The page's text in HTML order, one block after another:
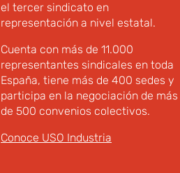
el tercer sindicato en
representación a nivel estatal.
Cuenta con más de 11.000
representantes sindicales en toda
España, tiene más de 400 sedes y
participa en la negociación de más
de 500 convenios colectivos.
Conoce USO Industria